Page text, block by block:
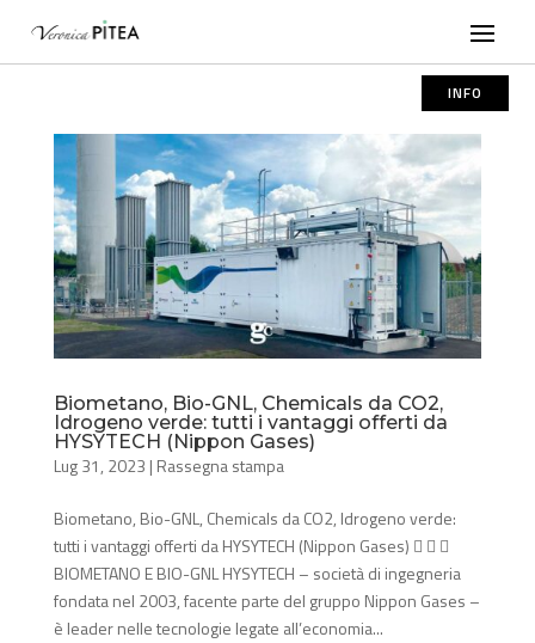
INFO
Biometano, Bio-GNL, Chemicals da CO2,
Idrogeno verde: tutti i vantaggi offerti da
HYSYTECH (Nippon Gases)
Lug 31, 2023 | Rassegna stampa
Biometano, Bio-GNL, Chemicals da CO2, Idrogeno verde:
tutti i vantaggi offerti da HYSYTECH (Nippon Gases)   
BIOMETANO E BIO-GNL HYSYTECH – società di ingegneria
fondata nel 2003, facente parte del gruppo Nippon Gases –
è leader nelle tecnologie legate all’economia...